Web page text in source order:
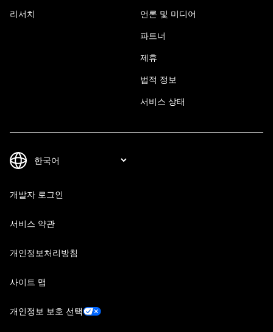
리서치 언론 및 미디어
파트너
제휴
법적 정보
서비스 상태
개발자 로그인
서비스 약관
개인정보처리방침
사이트 맵
개인정보 보호 선택